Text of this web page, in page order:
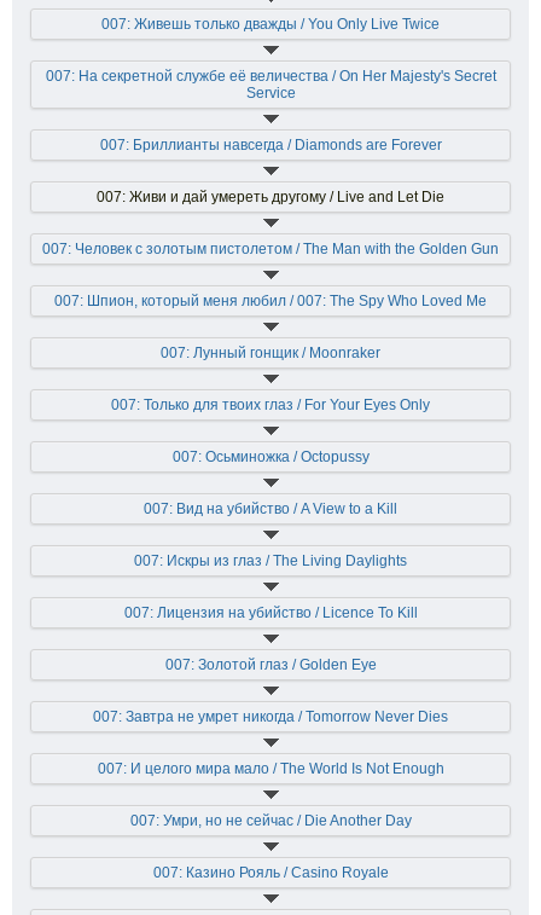
007: Живешь только дважды / You Only Live Twice
007: На секретной службе её величества / On Her Majesty's Secret
Service
007: Бриллианты навсегда / Diamonds are Forever
007: Живи и дай умереть другому / Live and Let Die
007: Человек с золотым пистолетом / The Man with the Golden Gun
007: Шпион, который меня любил / 007: The Spy Who Loved Me
007: Лунный гонщик / Moonraker
007: Только для твоих глаз / For Your Eyes Only
007: Осьминожка / Octopussy
007: Вид на убийство / A View to a Kill
007: Искры из глаз / The Living Daylights
007: Лицензия на убийство / Licence To Kill
007: Золотой глаз / Golden Eye
007: Завтра не умрет никогда / Tomorrow Never Dies
007: И целого мира мало / The World Is Not Enough
007: Умри, но не сейчас / Die Another Day
007: Казино Рояль / Casino Royale